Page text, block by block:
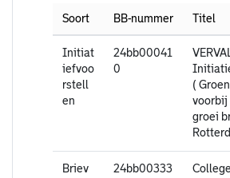
Soort
BB-nummer Titel
Initiat
iefvoo
rstell
en
24bb00041
0
(
voorbij
groei
Briev
24bb00333